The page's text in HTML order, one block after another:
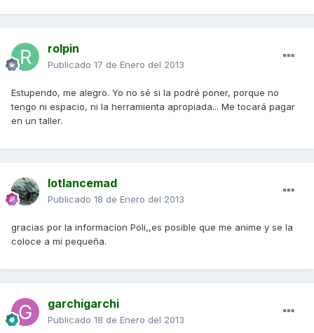
rolpin
Publicado 17 de Enero del 2013
Estupendo, me alegro. Yo no sé si la podré poner, porque no
tengo ni espacio, ni la herramienta apropiada... Me tocará pagar
en un taller.
lotlancemad
Publicado 18 de Enero del 2013
gracias por la informacion Poli,,es posible que me anime y se la
coloce a mi pequeña.
garchigarchi
Publicado 18 de Enero del 2013